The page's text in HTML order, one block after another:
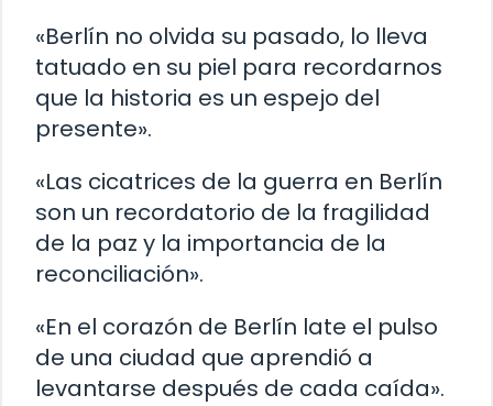
«Berlín no olvida su pasado, lo lleva
tatuado en su piel para recordarnos
que la historia es un espejo del
presente».
«Las cicatrices de la guerra en Berlín
son un recordatorio de la fragilidad
de la paz y la importancia de la
reconciliación».
«En el corazón de Berlín late el pulso
de una ciudad que aprendió a
levantarse después de cada caída».